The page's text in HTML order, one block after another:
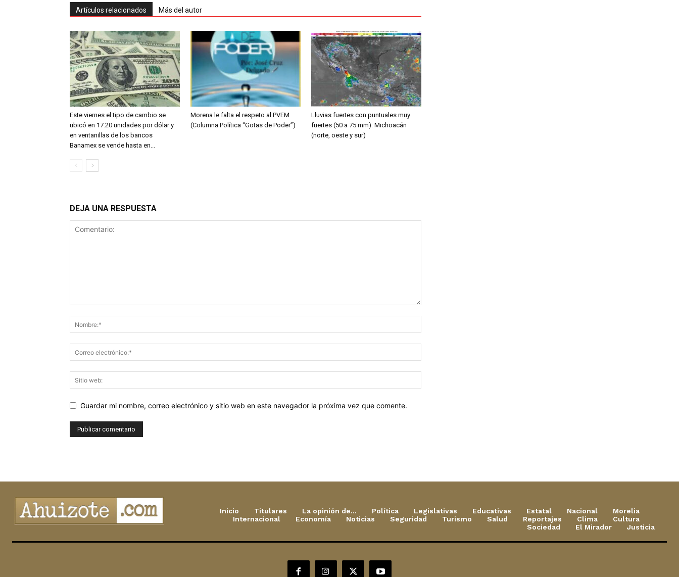
Artículos relacionados Más del autor
Este viernes el tipo de cambio se
ubicó en 17.20 unidades por dólar y
en ventanillas de los bancos
Banamex se vende hasta en...
Morena le falta el respeto al PVEM
(Columna Política “Gotas de Poder”)
Lluvias fuertes con puntuales muy
fuertes (50 a 75 mm): Michoacán
(norte, oeste y sur)
DEJA UNA RESPUESTA
Guardar mi nombre, correo electrónico y sitio web en este navegador la próxima vez que comente.
Inicio Titulares La opinión de… Política Legislativas Educativas Estatal Nacional
Morelia
Internacional
Economía Noticias Seguridad Turismo Salud Reportajes Clima
Cultura
Sociedad
El Mirador Justicia